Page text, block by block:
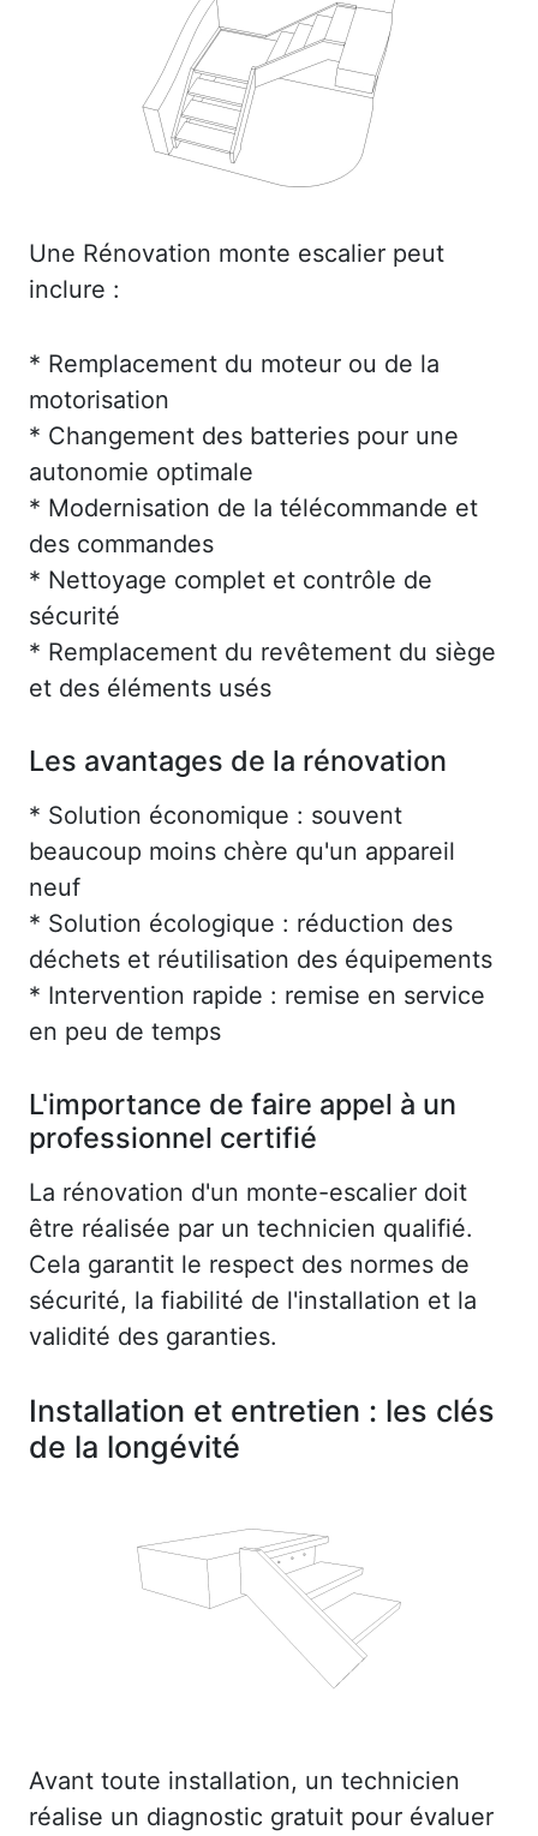
Une Rénovation monte escalier peut
inclure :
* Remplacement du moteur ou de la
motorisation
* Changement des batteries pour une
autonomie optimale
* Modernisation de la télécommande et
des commandes
* Nettoyage complet et contrôle de
sécurité
* Remplacement du revêtement du siège
et des éléments usés
Les avantages de la rénovation
* Solution économique : souvent
beaucoup moins chère qu'un appareil
neuf
* Solution écologique : réduction des
déchets et réutilisation des équipements
* Intervention rapide : remise en service
en peu de temps
L'importance de faire appel à un
professionnel certifié
La rénovation d'un monte-escalier doit
être réalisée par un technicien qualifié.
Cela garantit le respect des normes de
sécurité, la fiabilité de l'installation et la
validité des garanties.
Installation et entretien : les clés
de la longévité
Avant toute installation, un technicien
réalise un diagnostic gratuit pour évaluer